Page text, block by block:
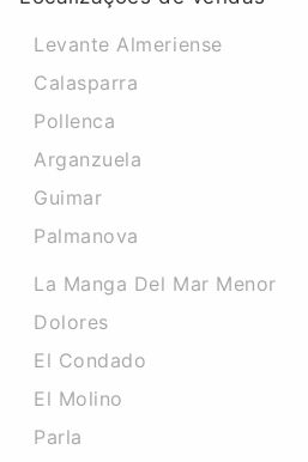
Levante Almeriense
Calasparra
Pollenca
Arganzuela
Guimar
Palmanova
La Manga Del Mar Menor
Dolores
El Condado
El Molino
Parla